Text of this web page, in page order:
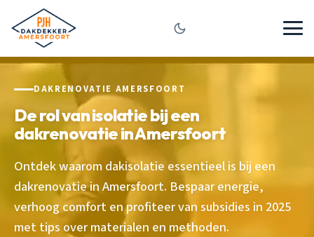
DAKRENOVATIE AMERSFOORT
De rol van isolatie bij een
dakrenovatie in Amersfoort
Ontdek waarom dakisolatie essentieel is bij een
dakrenovatie in Amersfoort. Bespaar energie,
verhoog comfort en profiteer van subsidies in 2025
met tips over materialen en methoden.